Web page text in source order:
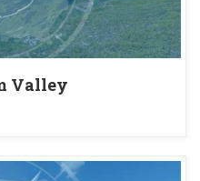
Valley